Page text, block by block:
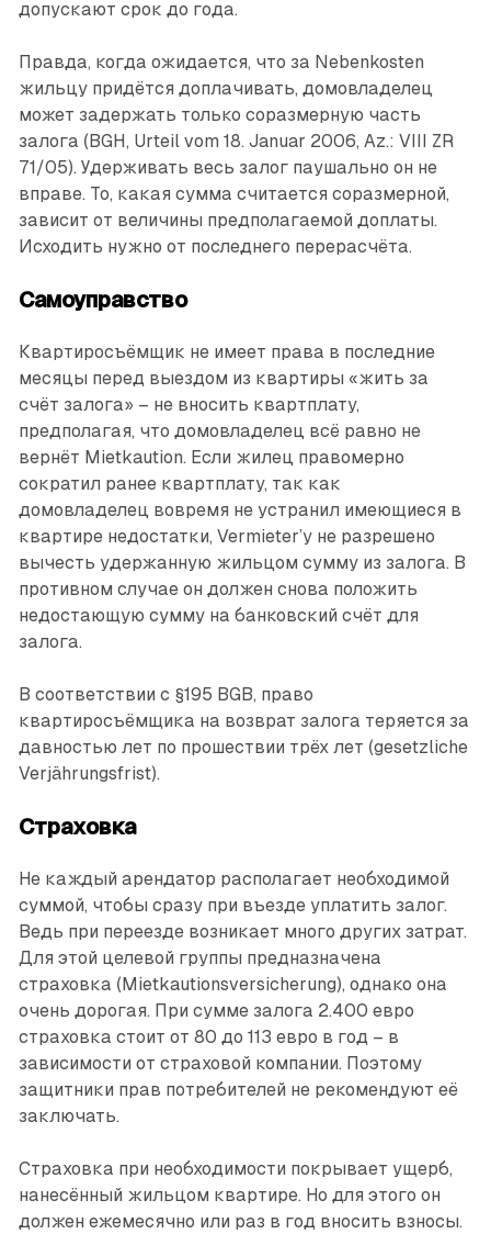
допускают срок до года.
Правда, когда ожидается, что за Nebenkosten
жильцу придётся доплачивать, домовладелец
может задержать только соразмерную часть
залога (BGH, Urteil vom 18. Januar 2006, Az.: VIII ZR
71/05). Удерживать весь залог паушально он не
вправе. То, какая сумма считается соразмерной,
зависит от величины предполагаемой доплаты.
Исходить нужно от последнего перерасчёта.
Самоуправство
Квартиросъёмщик не имеет права в последние
месяцы перед выездом из квартиры «жить за
счёт залога» – не вносить квартплату,
предполагая, что домовладелец всё равно не
вернёт Mietkaution. Если жилец правомерно
сократил ранее квартплату, так как
домовладелец вовремя не устранил имеющиеся в
квартире недостатки, Vermieter’у не разрешено
вычесть удержанную жильцом сумму из залога. В
противном случае он должен снова положить
недостающую сумму на банковский счёт для
залога.
В соответствии с §195 BGB, право
квартиросъёмщика на возврат залога теряется за
давностью лет по прошествии трёх лет (gesetzliche
Verjährungsfrist).
Страховка
Не каждый арендатор располагает необходимой
суммой, чтобы сразу при въезде уплатить залог.
Ведь при переезде возникает много других затрат.
Для этой целевой группы предназначена
страховка (Mietkautionsversicherung), однако она
очень дорогая. При сумме залога 2.400 евро
страховка стоит от 80 до 113 евро в год – в
зависимости от страховой компании. Поэтому
защитники прав потребителей не рекомендуют её
заключать.
Страховка при необходимости покрывает ущерб,
нанесённый жильцом квартире. Но для этого он
должен ежемесячно или раз в год вносить взносы.